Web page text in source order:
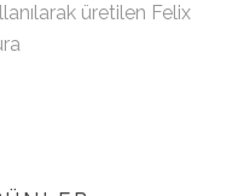
üretilen Felix